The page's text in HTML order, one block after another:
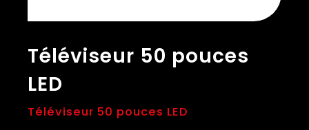
Téléviseur 50 pouces
LED
Téléviseur 50 pouces LED